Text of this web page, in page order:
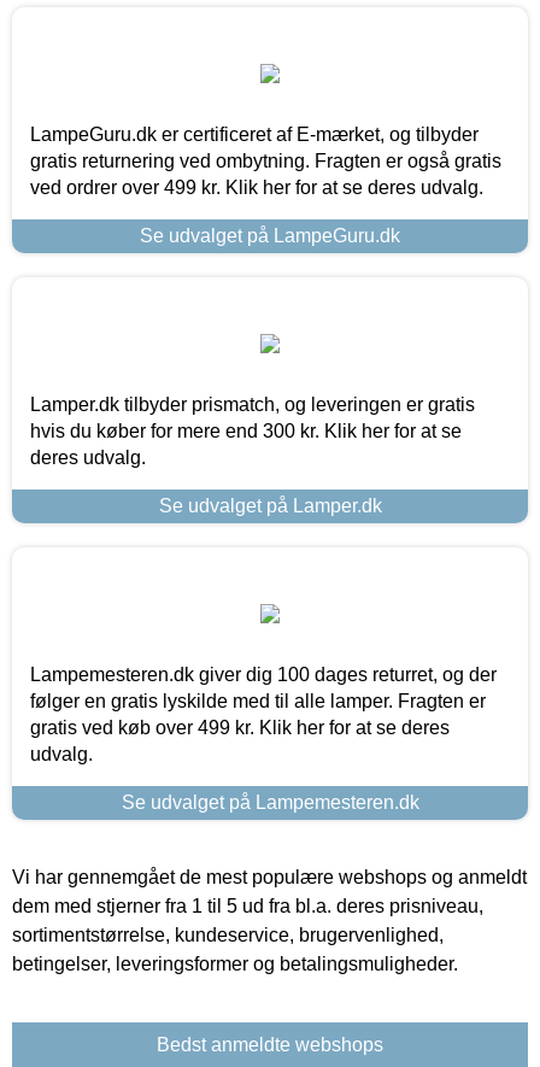
LampeGuru.dk er certificeret af E-mærket, og tilbyder
gratis returnering ved ombytning. Fragten er også gratis
ved ordrer over 499 kr. Klik her for at se deres udvalg.
Se udvalget på LampeGuru.dk
Lamper.dk tilbyder prismatch, og leveringen er gratis
hvis du køber for mere end 300 kr. Klik her for at se
deres udvalg.
Se udvalget på Lamper.dk
Lampemesteren.dk giver dig 100 dages returret, og der
følger en gratis lyskilde med til alle lamper. Fragten er
gratis ved køb over 499 kr. Klik her for at se deres
udvalg.
Se udvalget på Lampemesteren.dk
Vi har gennemgået de mest populære webshops og anmeldt
dem med stjerner fra 1 til 5 ud fra bl.a. deres prisniveau,
sortimentstørrelse, kundeservice, brugervenlighed,
betingelser, leveringsformer og betalingsmuligheder.
Bedst anmeldte webshops